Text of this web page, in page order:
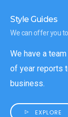
Style Guides
We can offer you
We have a
of year reports
business.
EXPLORE